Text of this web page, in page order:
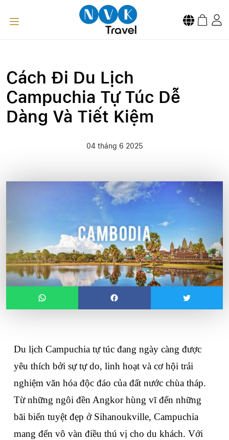
Cách Đi Du Lịch
Campuchia Tự Túc Dễ
Dàng Và Tiết Kiệm
04 tháng 6 2025
Du lịch Campuchia tự túc đang ngày càng được
yêu thích bởi sự tự do, linh hoạt và cơ hội trải
nghiệm văn hóa độc đáo của đất nước chùa tháp.
Từ những ngôi đền Angkor hùng vĩ đến những
bãi biển tuyệt đẹp ở Sihanoukville, Campuchia
mang đến vô vàn điều thú vị cho du khách. Với